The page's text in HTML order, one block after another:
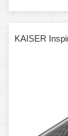
KAISER